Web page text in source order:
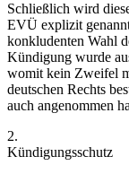
Schließlich wird
EVÜ explizit
konkludenten Wahl
Kündigung wurde
womit kein Zweifel
deutschen Rechts
auch angenommen
2.
Kündigungsschutz